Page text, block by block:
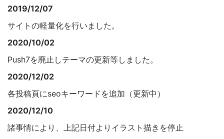
2019/12/07
サイトの軽量化を行いました。
2020/10/02
Push7を廃止しテーマの更新等しました。
2020/12/02
各投稿頁にseoキーワードを追加（更新中）
2020/12/10
諸事情により、上記日付よりイラスト描きを停止